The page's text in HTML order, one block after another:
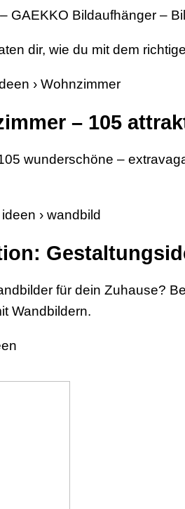
GAEKKO Bildaufhänger –
dir, wie du mit dem
› Wohnzimmer
– 105
wunderschöne –
› wandbild
für dein Zuhause?
Wandbildern.